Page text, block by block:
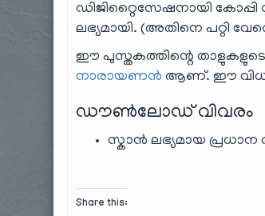
ഡിജിറ്റൈസേഷനായി കോപ്പി
ലഭ്യമായി. (അതിനെ പറ്റി
ഈ പുസ്തകത്തിന്റെ താളുകളുടെ
നാരായണൻ ആണ്. ഈ
ഡൗൺലോഡ് വിവരം
സ്കാൻ ലഭ്യമായ
Share this: